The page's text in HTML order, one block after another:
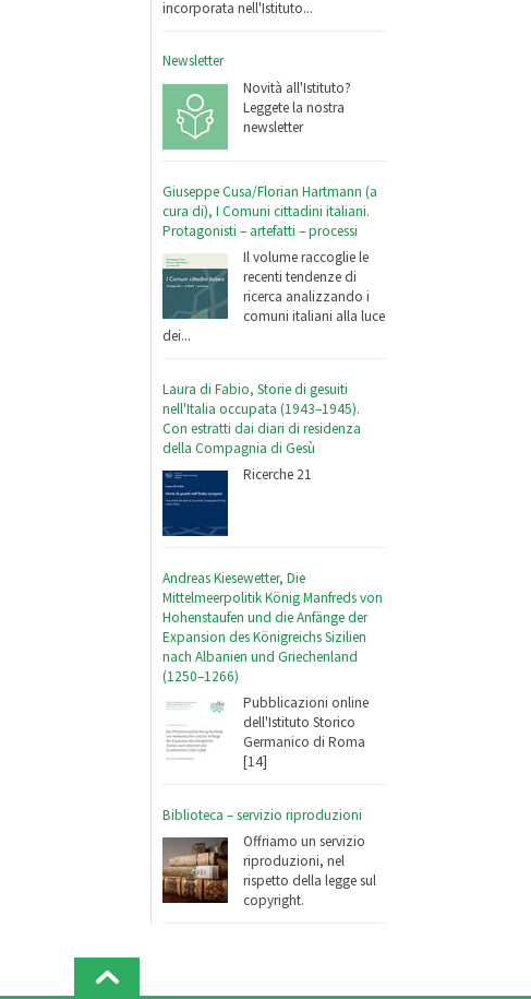
incorporata nell'Istituto...
Newsletter
Novità all'Istituto?
Leggete la nostra
newsletter
Giuseppe Cusa/Florian Hartmann (a
cura di), I Comuni cittadini italiani.
Protagonisti – artefatti – processi
Il volume raccoglie le
recenti tendenze di
ricerca analizzando i
comuni italiani alla luce
dei...
Laura di Fabio, Storie di gesuiti
nell'Italia occupata (1943–1945).
Con estratti dai diari di residenza
della Compagnia di Gesù
Ricerche 21
Andreas Kiesewetter, Die
Mittelmeerpolitik König Manfreds von
Hohenstaufen und die Anfänge der
Expansion des Königreichs Sizilien
nach Albanien und Griechenland
(1250–1266)
Pubblicazioni online
dell'Istituto Storico
Germanico di Roma
[14]
Biblioteca – servizio riproduzioni
Offriamo un servizio
riproduzioni, nel
rispetto della legge sul
copyright.